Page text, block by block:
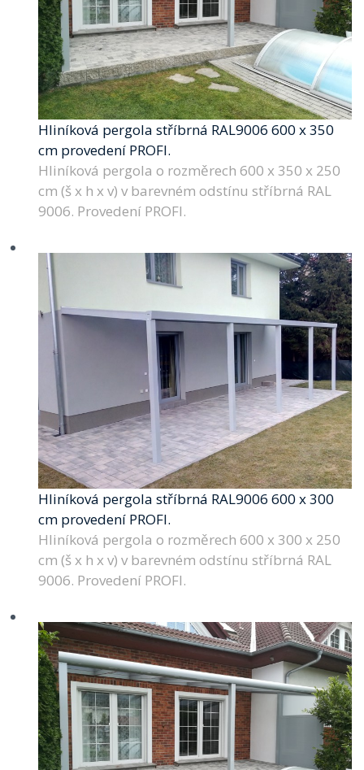
Hliníková pergola stříbrná RAL9006 600 x 350
cm provedení PROFI.
Hliníková pergola o rozměrech 600 x 350 x 250
cm (š x h x v) v barevném odstínu stříbrná RAL
9006. Provedení PROFI.
Hliníková pergola stříbrná RAL9006 600 x 300
cm provedení PROFI.
Hliníková pergola o rozměrech 600 x 300 x 250
cm (š x h x v) v barevném odstínu stříbrná RAL
9006. Provedení PROFI.